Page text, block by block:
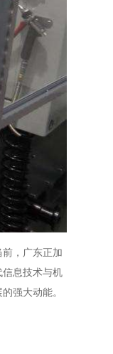
，广东正加
息技术与机
强大动能。